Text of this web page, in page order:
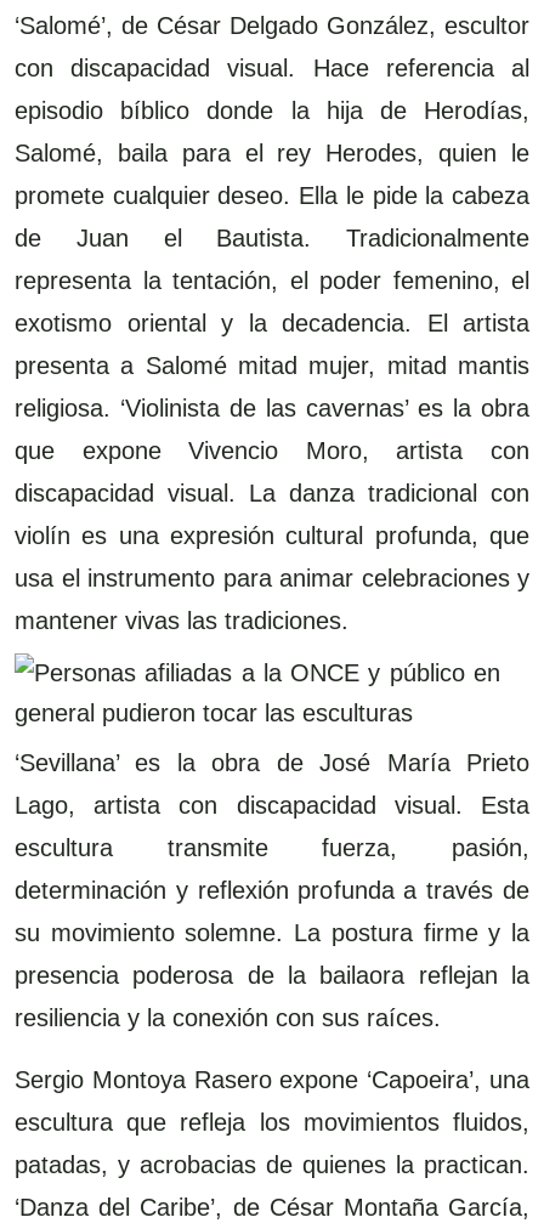
‘Salomé’, de César Delgado González, escultor
con discapacidad visual. Hace referencia al
episodio bíblico donde la hija de Herodías,
Salomé, baila para el rey Herodes, quien le
promete cualquier deseo. Ella le pide la cabeza
de Juan el Bautista. Tradicionalmente
representa la tentación, el poder femenino, el
exotismo oriental y la decadencia. El artista
presenta a Salomé mitad mujer, mitad mantis
religiosa. ‘Violinista de las cavernas’ es la obra
que expone Vivencio Moro, artista con
discapacidad visual. La danza tradicional con
violín es una expresión cultural profunda, que
usa el instrumento para animar celebraciones y
mantener vivas las tradiciones.
‘Sevillana’ es la obra de José María Prieto
Lago, artista con discapacidad visual. Esta
escultura transmite fuerza, pasión,
determinación y reflexión profunda a través de
su movimiento solemne. La postura firme y la
presencia poderosa de la bailaora reflejan la
resiliencia y la conexión con sus raíces.
Sergio Montoya Rasero expone ‘Capoeira’, una
escultura que refleja los movimientos fluidos,
patadas, y acrobacias de quienes la practican.
‘Danza del Caribe’, de César Montaña García,